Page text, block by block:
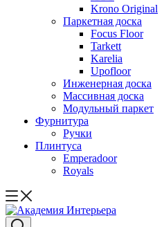
Krono Original
Паркетная доска
Focus Floor
Tarkett
Karelia
Upofloor
Инженерная доска
Массивная доска
Модульный паркет
Фурнитура
Ручки
Плинтуса
Emperadoor
Royals